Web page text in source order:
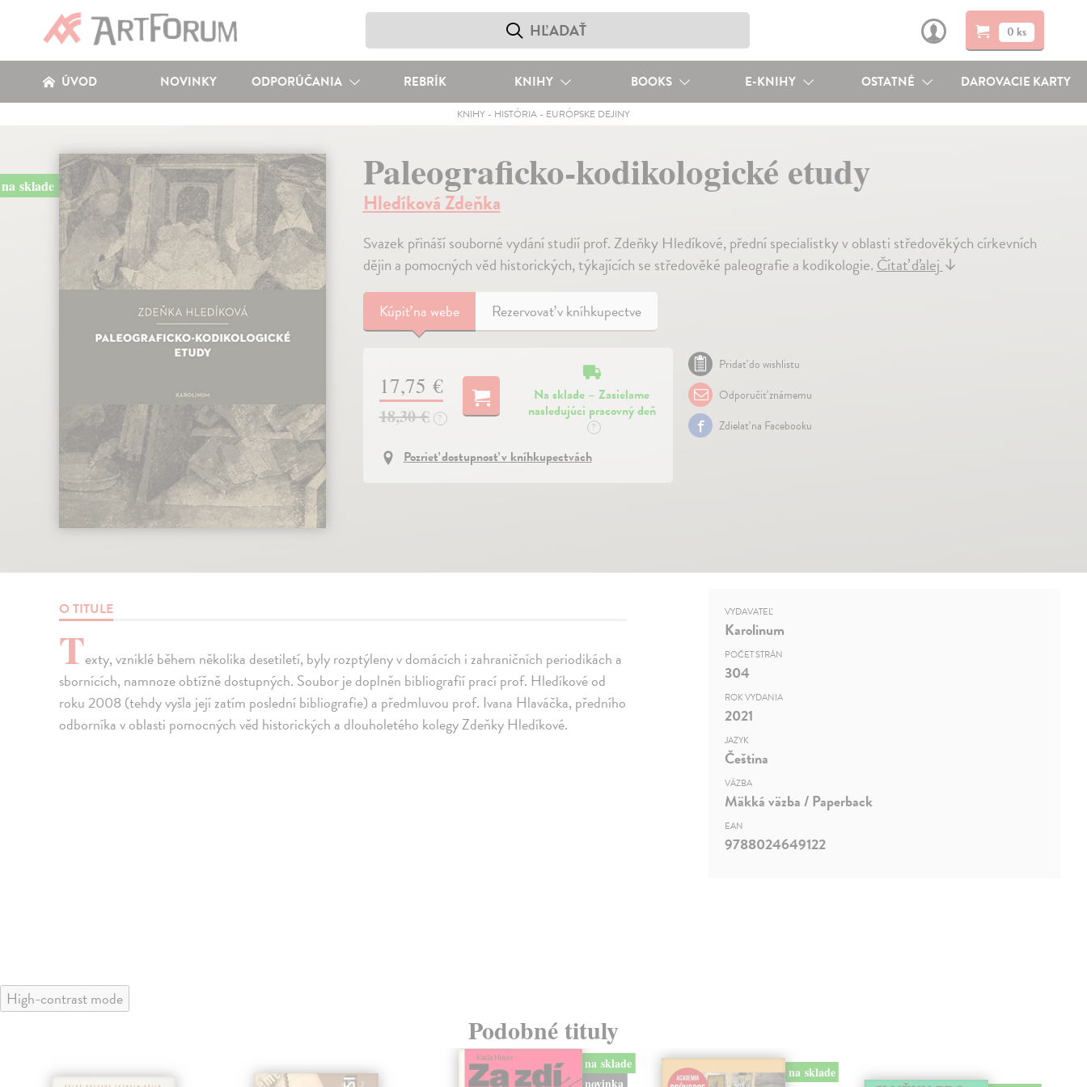
0 ks
ÚVOD NOVINKY ODPORÚČANIA REBRÍK KNIHY BOOKS E-KNIHY OSTATNÉ DAROVACIE KARTY
KNIHY- HISTÓRIA- EURÓPSKE DEJINY
na sklade Paleograficko-kodikologické etudy
Hledíková Zdeňka
Svazek přináší souborné vydání studií prof. Zdeňky Hledíkové, přední specialistky v oblasti středověkých církevních
dějin a pomocných věd historických, týkajících se středověké paleografie a kodikologie.Čítať ďalej↓
Kúpiťna webe Rezervovať v kníhkupectve
17,75 €
18,30 € ?
Na sklade – Zasielame
nasledujúci pracovný deň
?
Pozrieť dostupnosť v kníhkupectvách
Pridať do wishlistu
Odporučiť známemu
Zdielať na Facebooku
O TITULE
Texty, vzniklé během několika desetiletí, byly rozptýleny v domácích i zahraničních periodikách a
sbornících, namnoze obtížně dostupných. Soubor je doplněn bibliografií prací prof. Hledíkové od
roku 2008 (tehdy vyšla její zatím poslední bibliografie) a předmluvou prof. Ivana Hlaváčka, předního
odborníka v oblasti pomocných věd historických a dlouholetého kolegy Zdeňky Hledíkové.
VYDAVATEĽ
Karolinum
POČET STRÁN
304
ROK VYDANIA
2021
JAZYK
Čeština
VÄZBA
Mäkká väzba / Paperback
EAN
9788024649122
High-contrast mode
Podobné tituly
na sklade
novinka
na sklade